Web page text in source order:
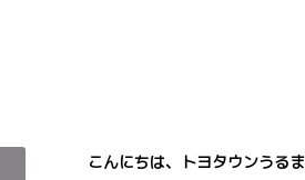
こんにちは、トヨタウンうる